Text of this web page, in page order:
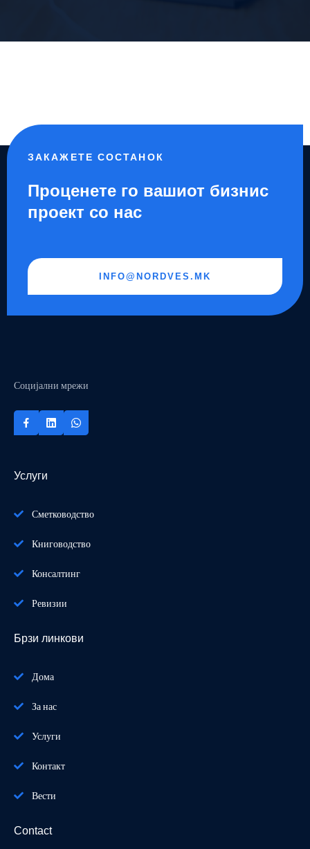
ЗАКАЖЕТЕ СОСТАНОК
Проценете го вашиот бизнис
проект со нас
INFO@NORDVES.MK
Социјални мрежи
Услуги
Сметководство
Книговодство
Консалтинг
Ревизии
Брзи линкови
Дома
За нас
Услуги
Контакт
Вести
Contact